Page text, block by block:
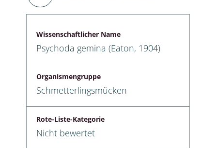
Wissenschaftlicher Name
Psychoda gemina (Eaton, 1904)
Organismengruppe
Schmetterlingsmücken
Rote-Liste-Kategorie
Nicht bewertet